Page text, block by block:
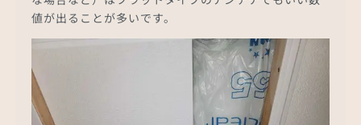
値が出ることが多いです。